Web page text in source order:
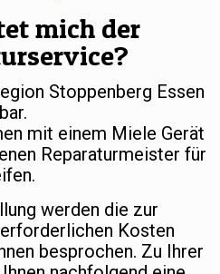
mich der
Stoppenberg Essen
mit einem Miele Gerät
Reparaturmeister für
werden die zur
Kosten
besprochen. Zu Ihrer